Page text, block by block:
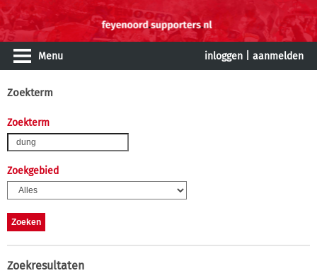
Menu inloggen aanmelden
Zoekterm
Zoekterm
Zoekgebied
Zoekresultaten